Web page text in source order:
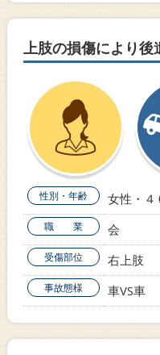
上肢の損傷により後
性別・年齢 女性・４
職 業 会
受傷部位 右上肢
事故態様 車VS車